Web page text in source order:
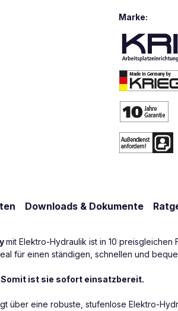
Marke:
Downloads & Dokumente
mit Elektro-Hydraulik ist in 10
für einen ständigen, schnellen und
ist sie sofort einsatzbereit.
über eine robuste, stufenlose Elektro-